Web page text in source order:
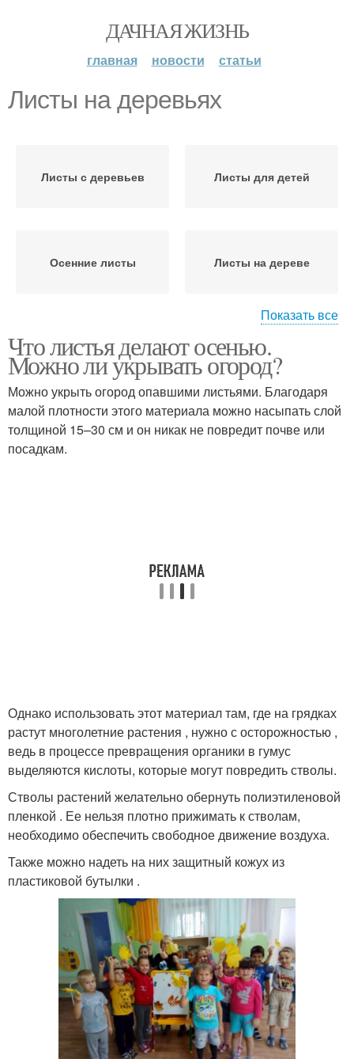
ДАЧНАЯ ЖИЗНЬ
главная новости статьи
Листы на деревьях
Листы с деревьев Листы для детей
Осенние листы Листы на дереве
Изменения с деревьями
Показать все
Что листья делают осенью.
Можно ли укрывать огород?
Можно укрыть огород опавшими листьями. Благодаря
малой плотности этого материала можно насыпать слой
толщиной 15–30 см и он никак не повредит почве или
посадкам.
Однако использовать этот материал там, где на грядках
растут многолетние растения , нужно с осторожностью ,
ведь в процессе превращения органики в гумус
выделяются кислоты, которые могут повредить стволы.
Стволы растений желательно обернуть полиэтиленовой
пленкой . Ее нельзя плотно прижимать к стволам,
необходимо обеспечить свободное движение воздуха.
Также можно надеть на них защитный кожух из
пластиковой бутылки .